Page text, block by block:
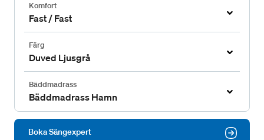
Komfort
Fast / Fast
Färg
Duved Ljusgrå
Bäddmadrass
Bäddmadrass Hamn
Boka Sängexpert